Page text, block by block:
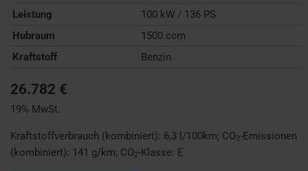
Leistung
100 kW / 136 PS
Hubraum
1500 ccm
Kraftstoff
Benzin
26.782 €
19% MwSt.
Kraftstoffverbrauch (kombiniert): 6,3 l/100km; CO2-Emissionen
(kombiniert): 141 g/km; CO2-Klasse: E